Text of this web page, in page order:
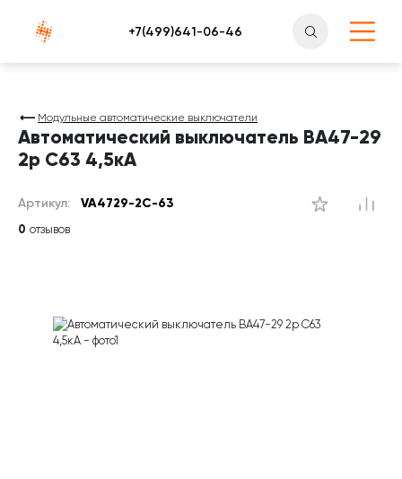
Атлантснаб
Модульные автоматические выключатели
Автоматический выключатель ВА47-29
2р C63 4,5кА
Артикул: VA4729-2С-63